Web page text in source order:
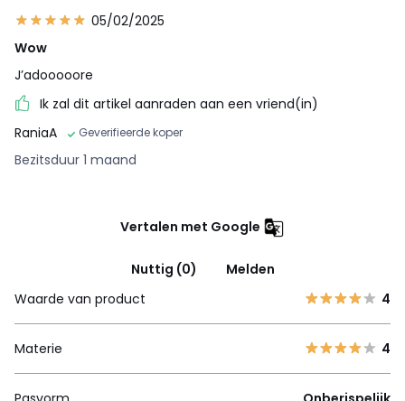
05/02/2025
Wow
J’adooooore
Ik zal dit artikel aanraden aan een vriend(in)
RaniaA
Geverifieerde koper
Bezitsduur 1 maand
Vertalen met Google
Nuttig (0)
Melden
Waarde van product
4
Materie 4